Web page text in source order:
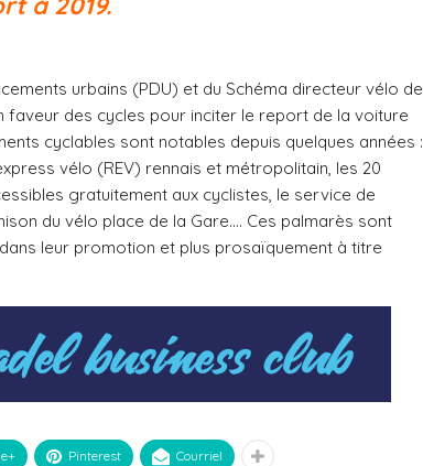
urbains (PDU) et du Schéma directeur vélo de
faveur des cycles pour inciter le report de la voiture
cyclables sont notables depuis quelques années :
vélo (REV) rennais et métropolitain, les 20
gratuitement aux cyclistes, le service de
du vélo place de la Gare.… Ces palmarès sont
leur promotion et plus prosaïquement à titre
Pinterest Courriel